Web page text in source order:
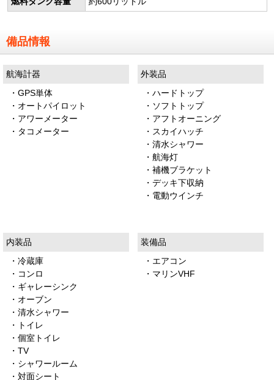
備品情報
航海計器
・GPS単体
・オートパイロット
・アワーメーター
・タコメーター
外装品
・ハードトップ
・ソフトトップ
・アフトオーニング
・スカイハッチ
・清水シャワー
・航海灯
・補機ブラケット
・デッキ下収納
・電動ウインチ
内装品
・冷蔵庫
・コンロ
・ギャレーシンク
・オーブン
・清水シャワー
・トイレ
・個室トイレ
・TV
・シャワールーム
・対面シート
装備品
・エアコン
・マリンVHF